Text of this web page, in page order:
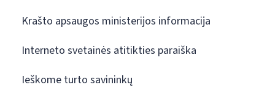
Krašto apsaugos ministerijos informacija
Interneto svetainės atitikties paraiška
Ieškome turto savininkų